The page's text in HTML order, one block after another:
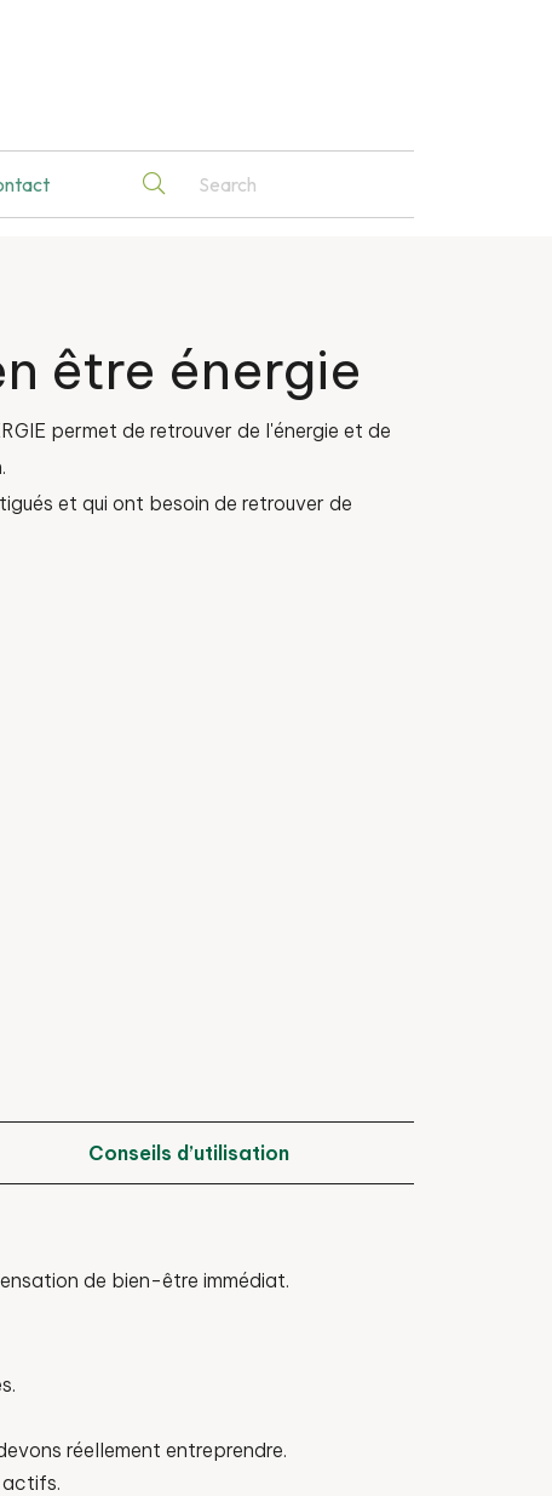
être énergie
permet de retrouver de l'énergie et de
et qui ont besoin de retrouver de
Conseils d’utilisation
de bien-être immédiat.
réellement entreprendre.
actifs.